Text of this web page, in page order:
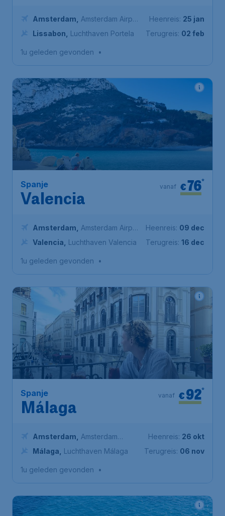
Amsterdam
Amsterdam Airport
Schiphol
Lissabon Luchthaven Portela
Heenreis: 25 jan
Terugreis: 02 feb
1u geleden gevonden •
Spanje
Valencia
€76*
vanaf
Amsterdam
Amsterdam Airport
Schiphol
Valencia Luchthaven Valencia
Heenreis: 09 dec
Terugreis: 16 dec
1u geleden gevonden •
Spanje
Málaga
€92*
vanaf
Amsterdam
Amsterdam
Airport Schiphol
Málaga Luchthaven Málaga
Heenreis: 26 okt
Terugreis: 06 nov
1u geleden gevonden •